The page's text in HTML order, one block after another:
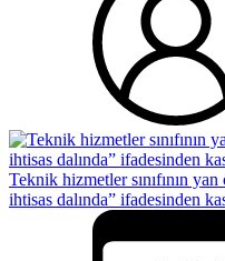
Teknik hizmetler sınıfının
ihtisas dalında” ifadesinden